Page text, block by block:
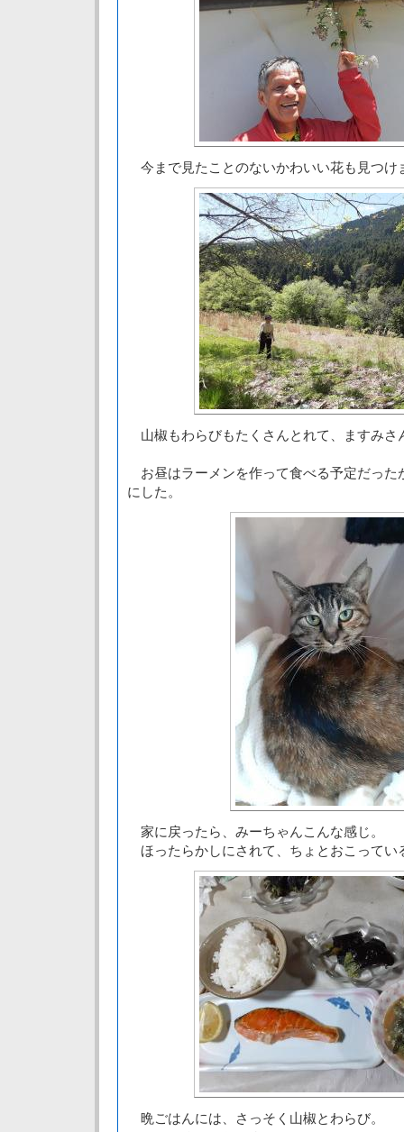
今まで見たことのないかわいい花も見つけ
山椒もわらびもたくさんとれて、ますみさ
お昼はラーメンを作って食べる予定だった
にした。
家に戻ったら、みーちゃんこんな感じ。
ほったらかしにされて、ちょとおこってい
晩ごはんには、さっそく山椒とわらび。